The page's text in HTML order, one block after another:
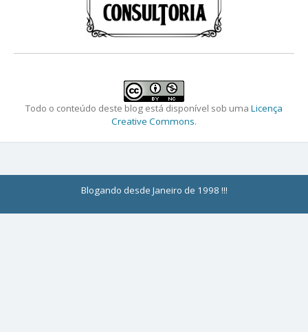
Todo o conteúdo deste blog está disponível sob uma Licença
Creative Commons.
Blogando desde Janeiro de 1998 !!!